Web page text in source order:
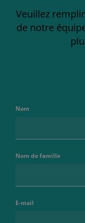
Veuillez
de notre
Nom
Nom de famille
E-mail